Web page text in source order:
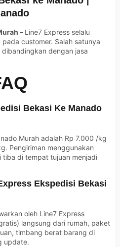
– Line7 Express selalu
customer. Salah satunya
dengan jasa
Bekasi Ke Manado
Murah adalah Rp 7.000 /kg
Pengiriman menggunakan
tiba di tempat tujuan menjadi
Ekspedisi Bekasi
oleh Line7 Express
langsung dari rumah, paket
timbang berat barang di
update.